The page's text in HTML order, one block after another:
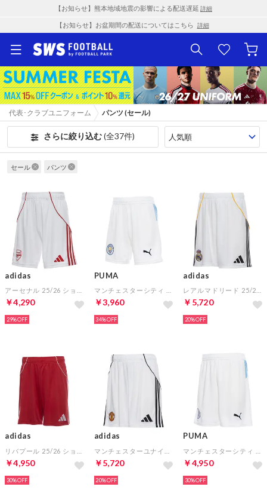
【お知らせ】熊本地域地震の影響による配送遅延 詳細
【お知らせ】お盆期間の配送についてはこちら 詳細
代表･クラブユニフォーム パンツ (セール)
さらに絞り込む(全37件)
セール パンツ
adidas
￥4,290
29%
PUMA
￥3,960
34%
adidas
￥5,720
20%
adidas
￥4,950
30%
adidas
￥5,720
20%
PUMA
￥4,950
30%